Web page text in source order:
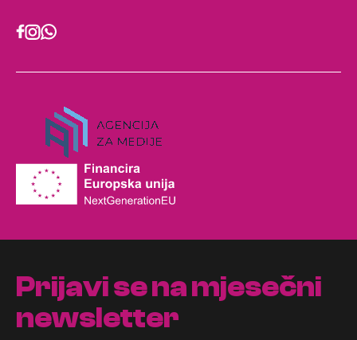
Prijavi se na mjesečni
newsletter